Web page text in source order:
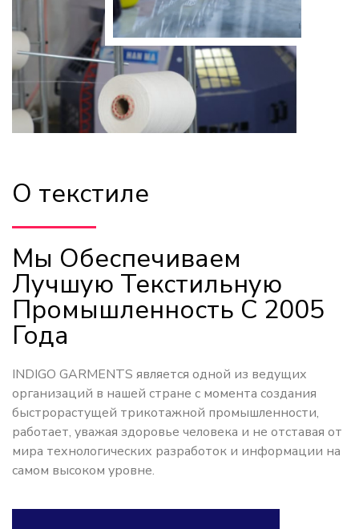
О текстиле
Мы Обеспечиваем
Лучшую Текстильную
Промышленность С 2005
Года
INDIGO GARMENTS является одной из ведущих
организаций в нашей стране с момента создания
быстрорастущей трикотажной промышленности,
работает, уважая здоровье человека и не отставая от
мира технологических разработок и информации на
самом высоком уровне.